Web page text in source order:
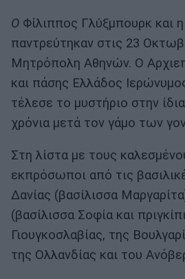
Ο Φίλιππος Γλύξμπουρκ και
παντρεύτηκαν στις 23
Μητρόπολη Αθηνών. Ο
και πάσης Ελλάδος
τέλεσε το μυστήριο στην
χρόνια μετά τον γάμο των
Στη λίστα με τους
εκπρόσωποι από τις
Δανίας (βασίλισσα
(βασίλισσα Σοφία και
Γιουγκοσλαβίας, της
της Ολλανδίας και του